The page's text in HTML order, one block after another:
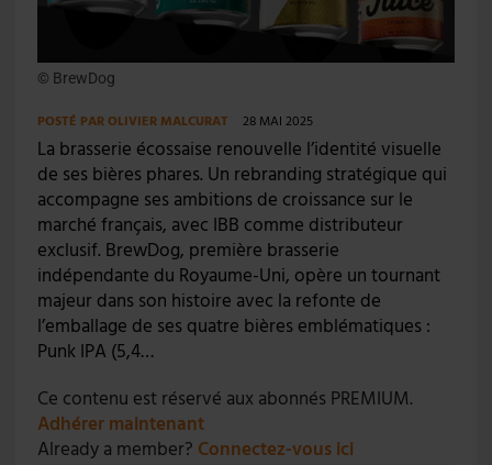
© BrewDog
POSTÉ PAROLIVIER MALCURAT 28 MAI 2025
La brasserie écossaise renouvelle l’identité visuelle
de ses bières phares. Un rebranding stratégique qui
accompagne ses ambitions de croissance sur le
marché français, avec IBB comme distributeur
exclusif. BrewDog, première brasserie
indépendante du Royaume-Uni, opère un tournant
majeur dans son histoire avec la refonte de
l’emballage de ses quatre bières emblématiques :
Punk IPA (5,4…
Ce contenu est réservé aux abonnés PREMIUM.
Adhérer maintenant
Already a member? Connectez-vous ici